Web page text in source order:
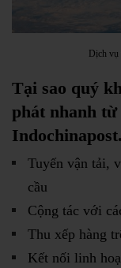
Dịch
Tại sao quý
phát nhanh
Indochinapost.
Tuyến vận tải,
cầu
Cộng tác với
Thu xếp hàng
Kết nối linh